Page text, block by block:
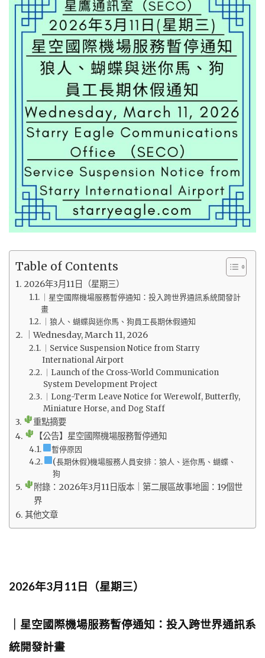
Table of Contents
2026年3月11日（星期三）
｜星空國際機場服務暫停通知：投入跨世界通訊系統開發計
畫
｜狼人、蝴蝶與迷你馬、狗員工長期休假通知
｜Wednesday, March 11, 2026
｜Service Suspension Notice from Starry
International Airport
｜Launch of the Cross-World Communication
System Development Project
｜Long-Term Leave Notice for Werewolf, Butterfly,
Miniature Horse, and Dog Staff
重點摘要
【公告】星空國際機場服務暫停通知
暫停原因
(長期休假)機場服務人員安排：狼人、迷你馬、蝴蝶、
狗
附錄：2026年3月11日版本｜第二展區故事地圖：19個世
界
其他文章
2026年3月11日（星期三）
｜星空國際機場服務暫停通知：投入跨世界通訊系
統開發計畫